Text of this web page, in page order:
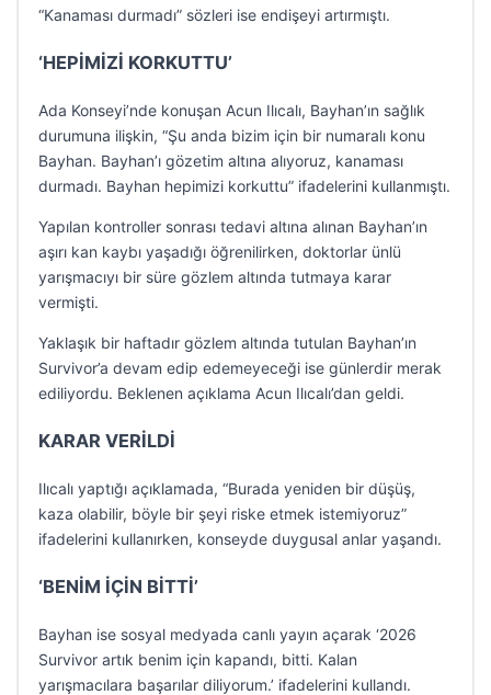
“Kanaması durmadı” sözleri ise endişeyi artırmıştı.
‘HEPİMİZİ KORKUTTU’
Ada Konseyi’nde konuşan Acun Ilıcalı, Bayhan’ın sağlık
durumuna ilişkin, “Şu anda bizim için bir numaralı konu
Bayhan. Bayhan’ı gözetim altına alıyoruz, kanaması
durmadı. Bayhan hepimizi korkuttu” ifadelerini kullanmıştı.
Yapılan kontroller sonrası tedavi altına alınan Bayhan’ın
aşırı kan kaybı yaşadığı öğrenilirken, doktorlar ünlü
yarışmacıyı bir süre gözlem altında tutmaya karar
vermişti.
Yaklaşık bir haftadır gözlem altında tutulan Bayhan’ın
Survivor’a devam edip edemeyeceği ise günlerdir merak
ediliyordu. Beklenen açıklama Acun Ilıcalı’dan geldi.
KARAR VERİLDİ
Ilıcalı yaptığı açıklamada, “Burada yeniden bir düşüş,
kaza olabilir, böyle bir şeyi riske etmek istemiyoruz”
ifadelerini kullanırken, konseyde duygusal anlar yaşandı.
‘BENİM İÇİN BİTTİ’
Bayhan ise sosyal medyada canlı yayın açarak ‘2026
Survivor artık benim için kapandı, bitti. Kalan
yarışmacılara başarılar diliyorum.’ ifadelerini kullandı.